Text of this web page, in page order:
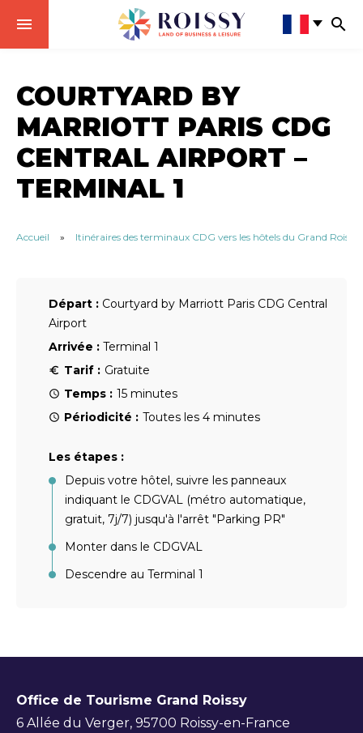
COURTYARD BY
MARRIOTT PARIS CDG
CENTRAL AIRPORT –
TERMINAL 1
Accueil » Itinéraires des terminaux CDG vers les hôtels du Grand Roissy
Départ : Courtyard by Marriott Paris CDG Central
Airport
Arrivée : Terminal 1
Tarif : Gratuite
Temps : 15 minutes
Périodicité : Toutes les 4 minutes
Les étapes :
Depuis votre hôtel, suivre les panneaux
indiquant le CDGVAL (métro automatique,
gratuit, 7j/7) jusqu'à l'arrêt "Parking PR"
Monter dans le CDGVAL
Descendre au Terminal 1
Office de Tourisme Grand Roissy
6 Allée du Verger, 95700 Roissy-en-France